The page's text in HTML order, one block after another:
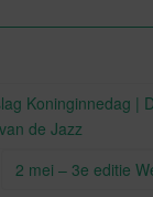
Koninginnedag |
de Jazz
2 mei – 3e editie